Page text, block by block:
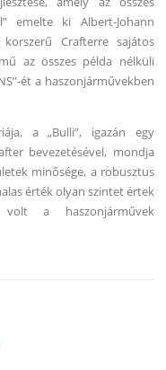
emelte ki Albert-Johann
Crafterre sajátos
az összes példa nélküli
ét a haszonjárművekben
a „Bulli”, igazán egy
bevezetésével, mondja
minősége, a robusztus
érték olyan szintet értek
a haszonjárművek